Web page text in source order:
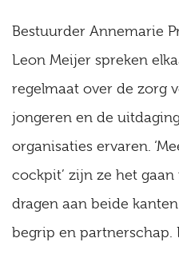
Bestuurder Annemarie
Leon Meijer spreken
regelmaat over de zorg
jongeren en de
organisaties ervaren.
cockpit’ zijn ze het
dragen aan beide
begrip en partnerschap.